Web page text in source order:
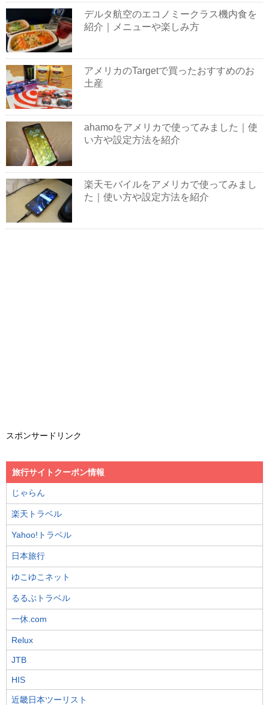
デルタ航空のエコノミークラス機内食を
紹介｜メニューや楽しみ方
アメリカのTargetで買ったおすすめのお
土産
ahamoをアメリカで使ってみました｜使
い方や設定方法を紹介
楽天モバイルをアメリカで使ってみまし
た｜使い方や設定方法を紹介
スポンサードリンク
旅行サイトクーポン情報
じゃらん
楽天トラベル
Yahoo!トラベル
日本旅行
ゆこゆこネット
るるぶトラベル
一休.com
Relux
JTB
HIS
近畿日本ツーリスト